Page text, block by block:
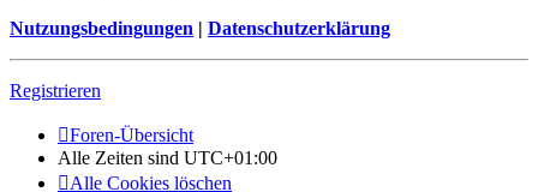
Nutzungsbedingungen | Datenschutzerklärung
Registrieren
Foren-Übersicht
Alle Zeiten sind UTC+01:00
Alle Cookies löschen